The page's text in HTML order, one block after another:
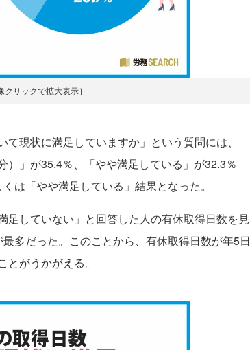
クリックで拡大表示］
現状に満足していますか」という質問には、
）」が35.4％、「やや満足している」が32.3％
は「やや満足している」結果となった。
していない」と回答した人の有休取得日数を見
多だった。このことから、有休取得日数が年5日
がうかがえる。